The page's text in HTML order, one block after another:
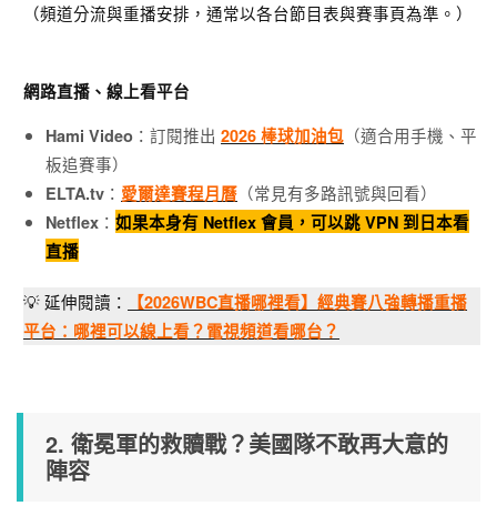
（頻道分流與重播安排，通常以各台節目表與賽事頁為準。）
網路直播、線上看平台
Hami Video ：訂閱推出2026 棒球加油包 （適合用手機、平
板追賽事）
ELTA.tv ： 愛爾達賽程月曆 （常見有多路訊號與回看）
Netflex ：如果本身有 Netflex 會員，可以跳 VPN 到日本看
直播
💡 延伸閱讀：
【2026WBC直播哪裡看】經典賽八強轉播重播
平台：哪裡可以線上看？電視頻道看哪台？
2. 衛冕軍的救贖戰？美國隊不敢再大意的
陣容